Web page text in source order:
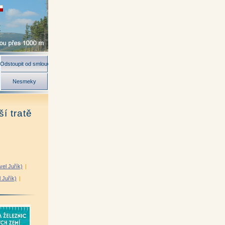
Odstoupit od smlouvy
Nesmeky
tratě
Juřík) |
Juřík) |